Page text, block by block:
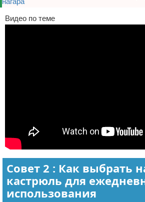
Видео по теме
Совет 2 : Как выбрать
кастрюль для
использования